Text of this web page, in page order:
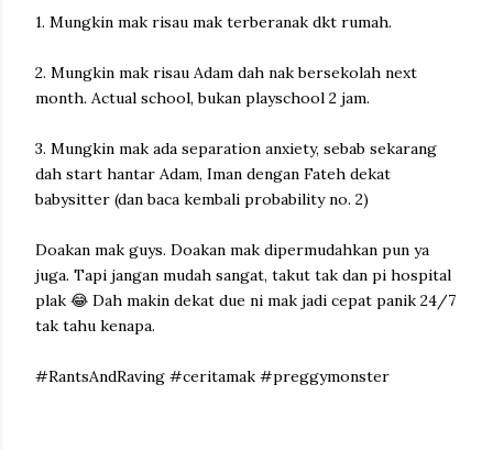
1. Mungkin mak risau mak terberanak dkt rumah.
2. Mungkin mak risau Adam dah nak bersekolah next
month. Actual school, bukan playschool 2 jam.
3. Mungkin mak ada separation anxiety, sebab sekarang
dah start hantar Adam, Iman dengan Fateh dekat
babysitter (dan baca kembali probability no. 2)
Doakan mak guys. Doakan mak dipermudahkan pun ya
juga. Tapi jangan mudah sangat, takut tak dan pi hospital
plak 😂 Dah makin dekat due ni mak jadi cepat panik 24/7
tak tahu kenapa.
#RantsAndRaving #ceritamak #preggymonster